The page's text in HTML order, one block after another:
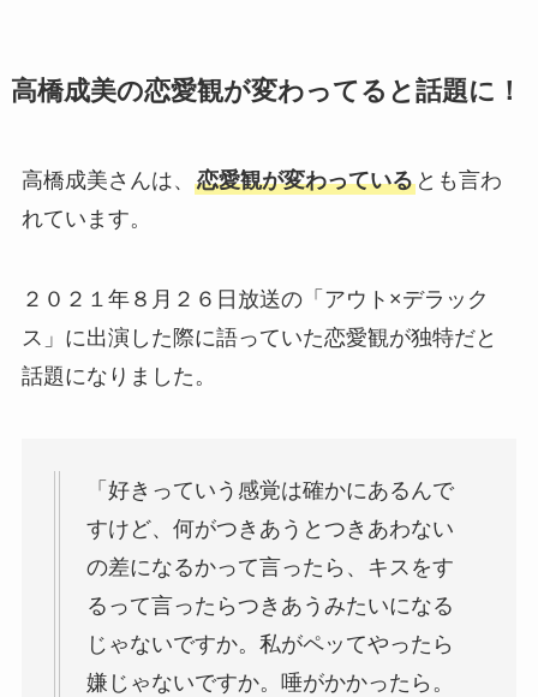
高橋成美の恋愛観が変わってると話題に！
高橋成美さんは、 恋愛観が変わっているとも言わ
れています。
２０２１年８月２６日放送の「アウト×デラック
ス」に出演した際に語っていた恋愛観が独特だと
話題になりました。
「好きっていう感覚は確かにあるんで
すけど、何がつきあうとつきあわない
の差になるかって言ったら、キスをす
るって言ったらつきあうみたいになる
じゃないですか。私がペッてやったら
嫌じゃないですか。唾がかかったら。